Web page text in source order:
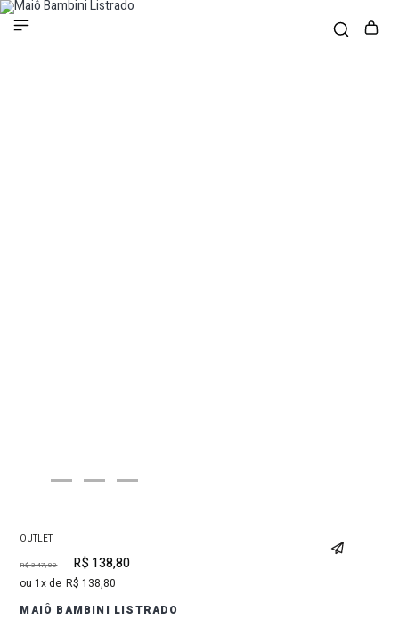
OUTLET
R$ 347,00 R$ 138,80
1 R$ 138,80
MAIÔ BAMBINI LISTRADO